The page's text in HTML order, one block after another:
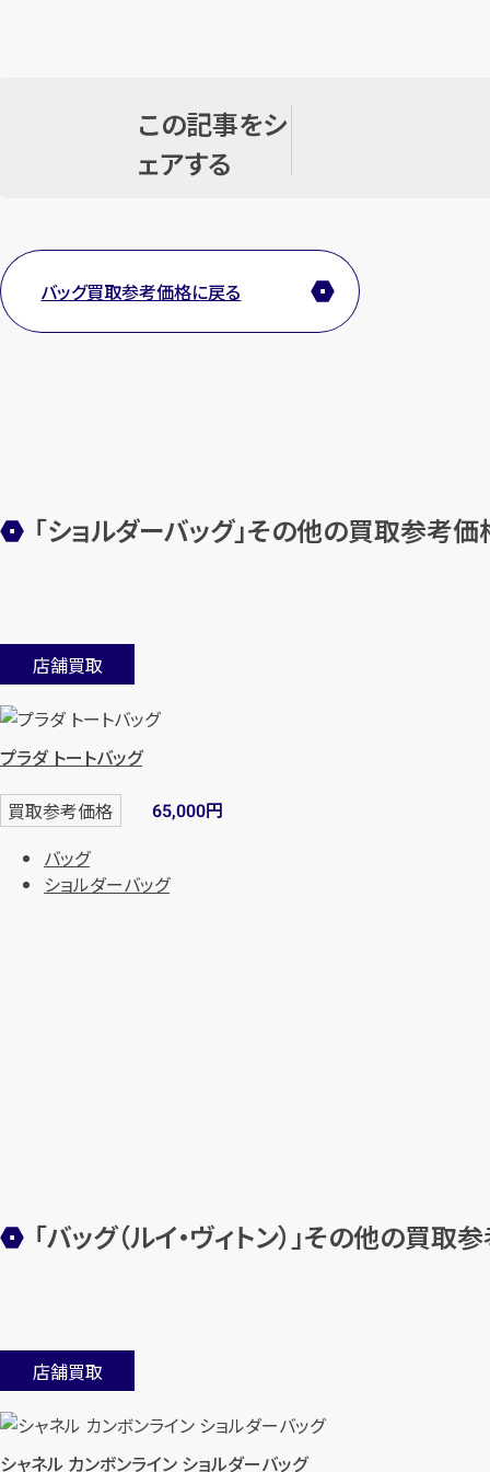
この記事をシ
ェアする
バッグ買取参考価格に戻る
「ショルダーバッグ」その他の買取参考価
店舗買取
プラダ トートバッグ
買取参考価格 65,000円
バッグ
ショルダーバッグ
「バッグ（ルイ・ヴィトン）」その他の買取
店舗買取
シャネル カンボンライン ショルダーバッグ